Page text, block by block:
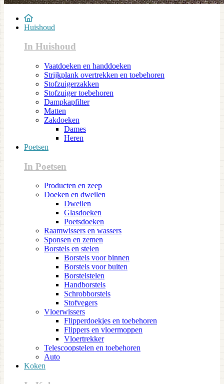
Huishoud
In Huishoud
Vaatdoeken en handdoeken
Strijkplank overtrekken en toebehoren
Stofzuigerzakken
Stofzuiger toebehoren
Dampkapfilter
Matten
Zakdoeken
Dames
Heren
Poetsen
In Poetsen
Producten en zeep
Doeken en dweilen
Dweilen
Glasdoeken
Poetsdoeken
Raamwissers en wassers
Sponsen en zemen
Borstels en stelen
Borstels voor binnen
Borstels voor buiten
Borstelstelen
Handborstels
Schrobborstels
Stofvegers
Vloerwissers
Flipperdoekjes en toebehoren
Flippers en vloermoppen
Vloertrekker
Telescoopstelen en toebehoren
Auto
Koken